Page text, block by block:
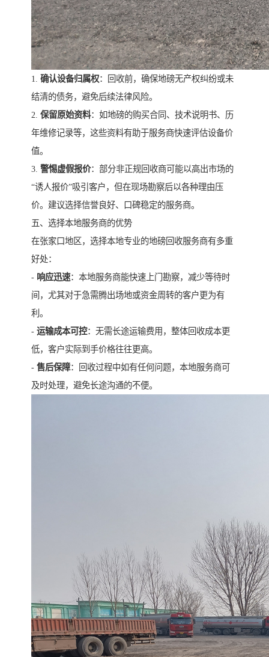
1. 确认设备归属权：回收前，确保地磅无产权纠纷或未
结清的债务，避免后续法律风险。
2. 保留原始资料：如地磅的购买合同、技术说明书、历
年维修记录等，这些资料有助于服务商快速评估设备价
值。
3. 警惕虚假报价：部分非正规回收商可能以高出市场的
“诱人报价”吸引客户，但在现场勘察后以各种理由压
价。建议选择信誉良好、口碑稳定的服务商。
五、选择本地服务商的优势
在张家口地区，选择本地专业的地磅回收服务商有多重
好处：
- 响应迅速：本地服务商能快速上门勘察，减少等待时
间，尤其对于急需腾出场地或资金周转的客户更为有
利。
- 运输成本可控：无需长途运输费用，整体回收成本更
低，客户实际到手价格往往更高。
- 售后保障：回收过程中如有任何问题，本地服务商可
及时处理，避免长途沟通的不便。